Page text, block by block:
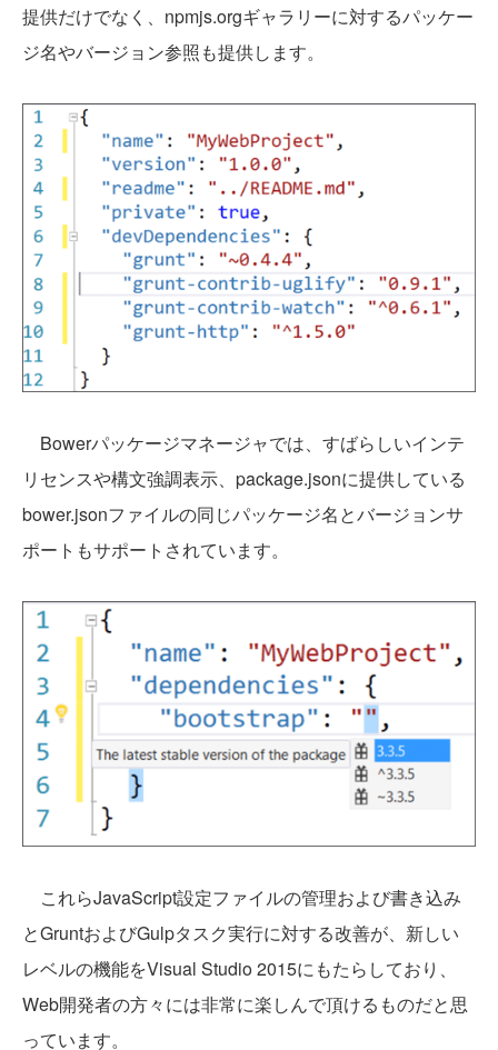
提供だけでなく、npmjs.orgギャラリーに対するパッケー
ジ名やバージョン参照も提供します。
Bowerパッケージマネージャでは、すばらしいインテ
リセンスや構文強調表示、package.jsonに提供している
bower.jsonファイルの同じパッケージ名とバージョンサ
ポートもサポートされています。
これらJavaScript設定ファイルの管理および書き込み
とGruntおよびGulpタスク実行に対する改善が、新しい
レベルの機能をVisual Studio 2015にもたらしており、
Web開発者の方々には非常に楽しんで頂けるものだと思
っています。